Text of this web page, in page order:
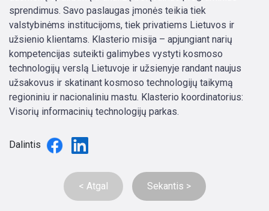
sprendimus. Savo paslaugas įmonės teikia tiek
valstybinėms institucijoms, tiek privatiems Lietuvos ir
užsienio klientams. Klasterio misija – apjungiant narių
kompetencijas suteikti galimybes vystyti kosmoso
technologijų verslą Lietuvoje ir užsienyje randant naujus
užsakovus ir skatinant kosmoso technologijų taikymą
regioniniu ir nacionaliniu mastu. Klasterio koordinatorius:
Visorių informacinių technologijų parkas.
Dalintis
< Atgal Sekantis >